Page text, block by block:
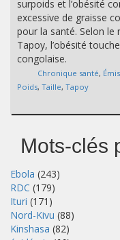
surpoids et l’obésité
excessive de graisse
pour la santé. Selon
Tapoy, l’obésité
congolaise.
Chronique santé,
Poids, Taille, Tapoy
Mots-clés
Ebola (243)
RDC (179)
Ituri (171)
Nord-Kivu (88)
Kinshasa (82)